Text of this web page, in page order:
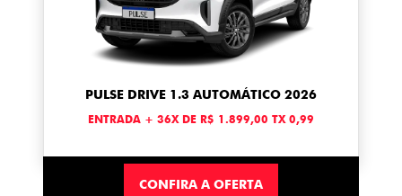
PULSE DRIVE 1.3 AUTOMÁTICO 2026
ENTRADA + 36X DE R$ 1.899,00 TX 0,99
CONFIRA A OFERTA